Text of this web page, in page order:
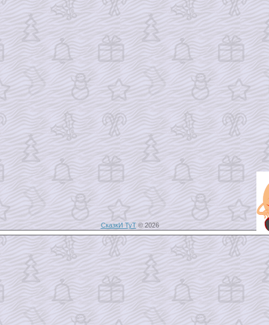
СказкИ ТуТ© 2026